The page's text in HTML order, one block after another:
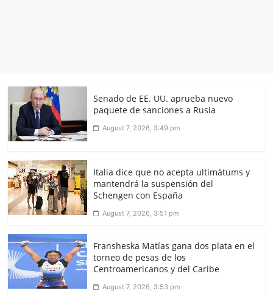
Senado de EE. UU. aprueba nuevo
paquete de sanciones a Rusia
August 7, 2026, 3:49 pm
Italia dice que no acepta ultimátums y
mantendrá la suspensión del
Schengen con España
August 7, 2026, 3:51 pm
Fransheska Matías gana dos plata en el
torneo de pesas de los
Centroamericanos y del Caribe
August 7, 2026, 3:53 pm